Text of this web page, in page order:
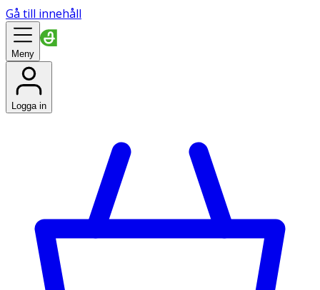
Gå till innehåll
Meny
Logga in